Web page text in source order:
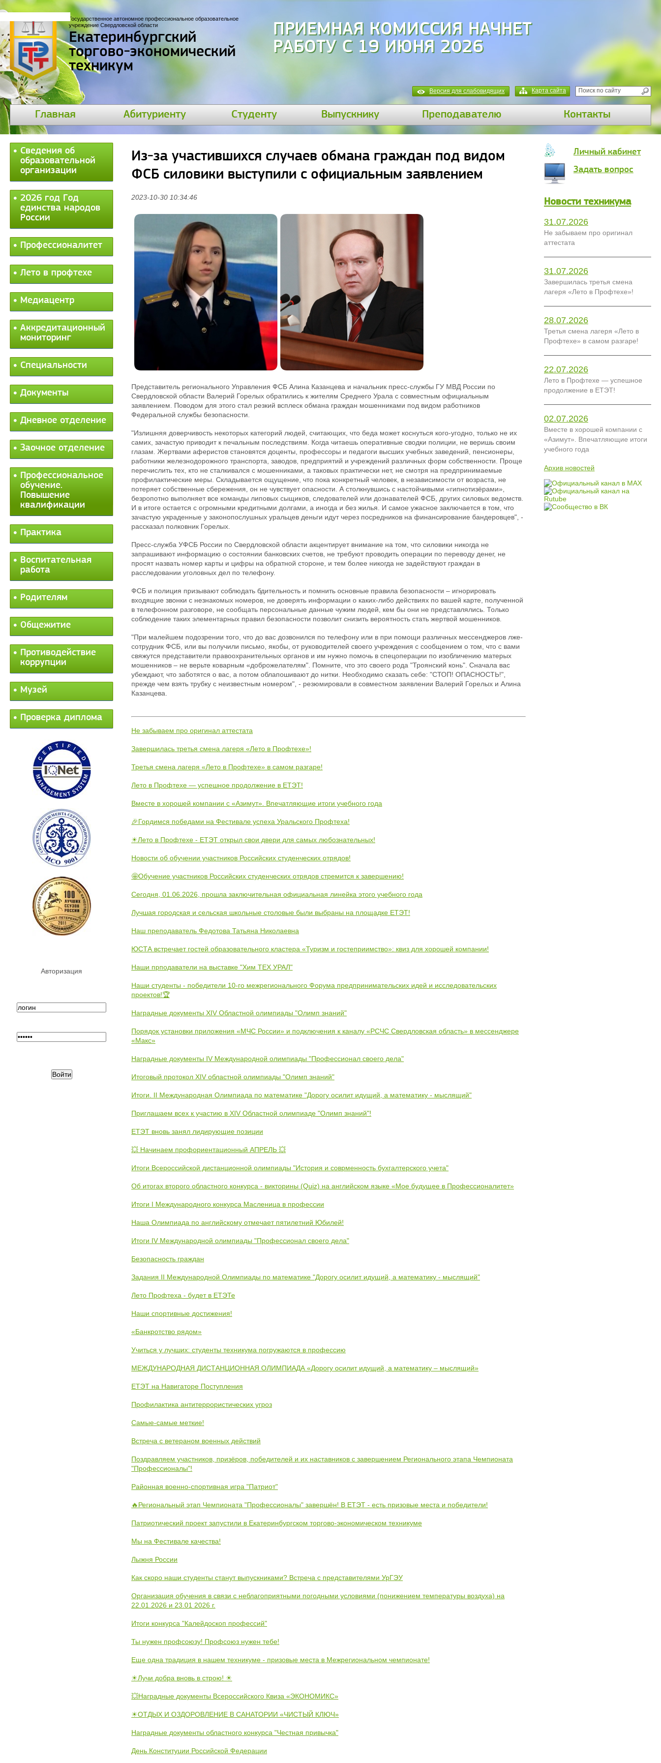
Государственное автономное профессиональное образовательное
учреждение Свердловской области
Екатеринбургский
торгово-экономический
техникум
ПРИЕМНАЯ КОМИССИЯ НАЧНЕТ
РАБОТУ С 19 ИЮНЯ 2026
Карта сайта
Версия для слабовидящих
Главная Абитуриенту Студенту Выпускнику Преподавателю Контакты
Сведения об
образовательной
организации
2026 год Год
единства народов
России
Профессионалитет
Лето в профтехе
Медиацентр
Аккредитационный
мониторинг
Специальности
Документы
Дневное отделение
Заочное отделение
Профессиональное
обучение.
Повышение
квалификации
Практика
Воспитательная
работа
Родителям
Общежитие
Противодействие
коррупции
Музей
Проверка диплома
Авторизация
Из-за участившихся случаев обмана граждан под видом
ФСБ силовики выступили с официальным заявлением
2023-10-30 10:34:46
Представитель регионального Управления ФСБ Алина Казанцева и начальник пресс-службы ГУ МВД России по
Свердловской области Валерий Горелых обратились к жителям Среднего Урала с совместным официальным
заявлением. Поводом для этого стал резкий всплеск обмана граждан мошенниками под видом работников
Федеральной службы безопасности.
"Излишняя доверчивость некоторых категорий людей, считающих, что беда может коснуться кого-угодно, только не их
самих, зачастую приводит к печальным последствиям. Когда читаешь оперативные сводки полиции, не веришь своим
глазам. Жертвами аферистов становятся доценты, профессоры и педагоги высших учебных заведений, пенсионеры,
работники железнодорожного транспорта, заводов, предприятий и учреждений различных форм собственности. Проще
перечислить тех, кто не сталкивался с мошенниками, а таковых практически нет, не смотря на предпринимаемые
профилактические меры. Складывается ощущение, что пока конкретный человек, в независимости от возраста, не
потеряет собственные сбережения, он не чувствует опасности. А столкнувшись с настойчивыми «гипнотизёрами»,
безропотно выполняет все команды липовых сыщиков, следователей или дознавателей ФСБ, других силовых ведомств.
И в итоге остается с огромными кредитными долгами, а иногда и без жилья. И самое ужасное заключается в том, что
зачастую украденные у законопослушных уральцев деньги идут через посредников на финансирование бандеровцев", -
рассказал полковник Горелых.
Пресс-служба УФСБ России по Свердловской области акцентирует внимание на том, что силовики никогда не
запрашивают информацию о состоянии банковских счетов, не требуют проводить операции по переводу денег, не
просят назвать номер карты и цифры на обратной стороне, и тем более никогда не задействуют граждан в
расследовании уголовных дел по телефону.
ФСБ и полиция призывают соблюдать бдительность и помнить основные правила безопасности – игнорировать
входящие звонки с незнакомых номеров, не доверять информации о каких-либо действиях по вашей карте, полученной
в телефонном разговоре, не сообщать персональные данные чужим людей, кем бы они не представлялись. Только
соблюдение таких элементарных правил безопасности позволит снизить вероятность стать жертвой мошенников.
"При малейшем подозрении того, что до вас дозвонился по телефону или в при помощи различных мессенджеров лже-
сотрудник ФСБ, или вы получили письмо, якобы, от руководителей своего учреждения с сообщением о том, что с вами
свяжутся представители правоохранительных органов и им нужно помочь в спецоперации по изобличению матерых
мошенников – не верьте коварным «доброжелателям". Помните, что это своего рода "Троянский конь". Сначала вас
убеждают, что заботятся о вас, а потом облапошивают до нитки. Необходимо сказать себе: "СТОП! ОПАСНОСТЬ!",
прежде чем взять трубку с неизвестным номером", - резюмировали в совместном заявлении Валерий Горелых и Алина
Казанцева.
Не забываем про оригинал аттестата
Завершилась третья смена лагеря «Лето в Профтехе»!
Третья смена лагеря «Лето в Профтехе» в самом разгаре!
Лето в Профтехе — успешное продолжение в ЕТЭТ!
Вместе в хорошей компании с «Азимут». Впечатляющие итоги учебного года
🎉Гордимся победами на Фестивале успеха Уральского Профтеха!
☀Лето в Профтехе - ЕТЭТ открыл свои двери для самых любознательных!
Новости об обучении участников Российских студенческих отрядов!
🤩Обучение участников Российских студенческих отрядов стремится к завершению!
Сегодня, 01.06.2026, прошла заключительная официальная линейка этого учебного года
Лучшая городская и сельская школьные столовые были выбраны на площадке ЕТЭТ!
Наш преподаватель Федотова Татьяна Николаевна
ЮСТА встречает гостей образовательного кластера «Туризм и гостеприимство»: квиз для хорошей компании!
Наши прподаватели на выставке "Хим ТЕХ УРАЛ"
Наши студенты - победители 10-го межрегионального Форума предпринимательских идей и исследовательских
проектов!🏆
Наградные документы XIV Областной олимпиады "Олимп знаний"
Порядок установки приложения «МЧС России» и подключения к каналу «РСЧС Свердловская область» в мессенджере
«Макс»
Наградные документы IV Международной олимпиады "Профессионал своего дела"
Итоговый протокол XIV областной олимпиады "Олимп знаний"
Итоги. II Международная Олимпиада по математике "Дорогу осилит идущий, а математику - мыслящий"
Приглашаем всех к участию в XIV Областной олимпиаде "Олимп знаний"!
ЕТЭТ вновь занял лидирующие позиции
💥 Начинаем профориентационный АПРЕЛЬ 💥
Итоги Всероссийской дистанционной олимпиады "История и соврменность бухгалтерского учета"
Об итогах второго областного конкурса - викторины (Quiz) на английском языке «Мое будущее в Профессионалитет»
Итоги I Международного конкурса Масленица в профессии
Наша Олимпиада по английскому отмечает пятилетний Юбилей!
Итоги IV Международной олимпиады "Профессионал своего дела"
Безопасность граждан
Задания II Международной Олимпиады по математике "Дорогу осилит идущий, а математику - мыслящий"
Лето Профтеха - будет в ЕТЭТе
Наши спортивные достижения!
«Банкротство рядом»
Учиться у лучших: студенты техникума погружаются в профессию
МЕЖДУНАРОДНАЯ ДИСТАНЦИОННАЯ ОЛИМПИАДА «Дорогу осилит идущий, а математику – мыслящий»
ЕТЭТ на Навигаторе Поступления
Профилактика антитеррористических угроз
Самые-самые меткие!
Встреча с ветераном военных действий
Поздравляем участников, призёров, победителей и их наставников с завершением Регионального этапа Чемпионата
"Профессионалы"!
Районная военно-спортивная игра "Патриот"
🔥Региональный этап Чемпионата "Профессионалы" завершён! В ЕТЭТ - есть призовые места и победители!
Патриотический проект запустили в Екатеринбургском торгово-экономическом техникуме
Мы на Фестивале качества!
Лыжня России
Как скоро наши студенты станут выпускниками? Встреча с представителями УрГЭУ
Организация обучения в связи с неблагоприятными погодными условиями (понижением температуры воздуха) на
22.01.2026 и 23.01 2026 г.
Итоги конкурса "Калейдоскоп профессий"
Ты нужен профсоюзу! Профсоюз нужен тебе!
Еще одна традиция в нашем техникуме - призовые места в Межрегиональном чемпионате!
☀Лучи добра вновь в строю! ☀
💥Наградные документы Всероссийского Квиза «ЭКОНОМИКС»
☀ОТДЫХ И ОЗДОРОВЛЕНИЕ В САНАТОРИИ «ЧИСТЫЙ КЛЮЧ»
Наградные документы областного конкурса "Честная привычка"
День Конституции Российской Федерации
Личный кабинет
Задать вопрос
Новости техникума
31.07.2026
Не забываем про оригинал
аттестата
31.07.2026
Завершилась третья смена
лагеря «Лето в Профтехе»!
28.07.2026
Третья смена лагеря «Лето в
Профтехе» в самом разгаре!
22.07.2026
Лето в Профтехе — успешное
продолжение в ЕТЭТ!
02.07.2026
Вместе в хорошей компании с
«Азимут». Впечатляющие итоги
учебного года
Архив новостей